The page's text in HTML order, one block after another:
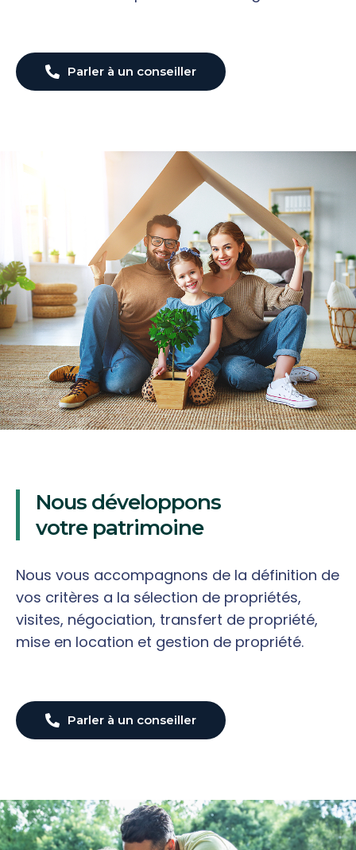
Parler à un conseiller
Nous développons
votre patrimoine
Nous vous accompagnons de la définition de
vos critères a la sélection de propriétés,
visites, négociation, transfert de propriété,
mise en location et gestion de propriété.
Parler à un conseiller